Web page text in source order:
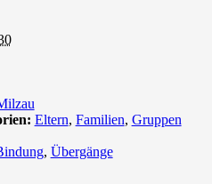
Eltern, Familien, Gruppen
, Übergänge